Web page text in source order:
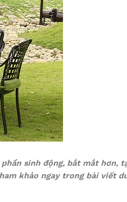
sinh động, bắt mắt hơn,
khảo ngay trong bài viết